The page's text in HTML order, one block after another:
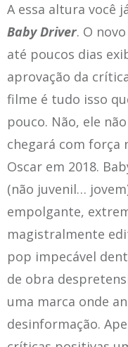
A essa altura você
Baby Driver. O
até poucos dias
aprovação da
filme é tudo isso
pouco. Não, ele
chegará com força
Oscar em 2018.
(não juvenil…
empolgante,
magistralmente
pop impecável
de obra
uma marca onde
desinformação.